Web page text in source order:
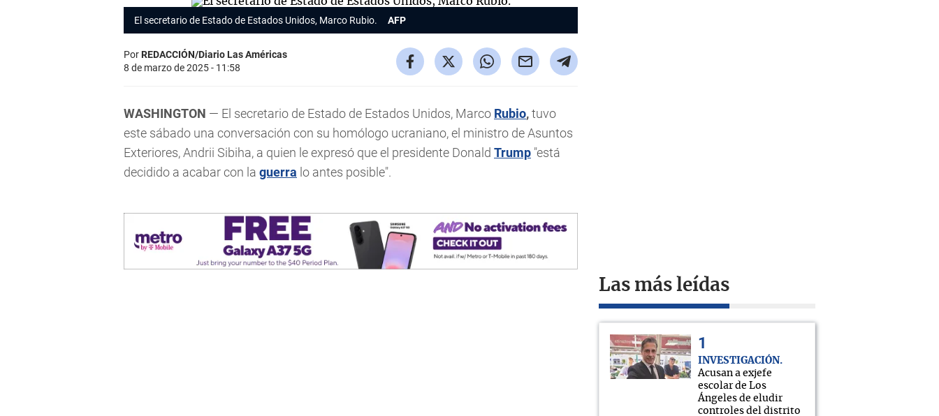
El secretario de Estado de Estados Unidos, Marco Rubio. AFP
PorREDACCIÓN/Diario Las Américas
8 de marzo de 2025 - 11:58
WASHINGTON — El secretario de Estado de Estados Unidos, Marco Rubio,tuvo
este sábado una conversación con su homólogo ucraniano, el ministro de Asuntos
Exteriores, Andrii Sibiha, a quien le expresó que el presidente Donald Trump "está
decidido a acabar con la guerra lo antes posible".
Las más leídas
INVESTIGACIÓN
Acusan a exjefe
escolar de Los
Ángeles de eludir
controles del distrito